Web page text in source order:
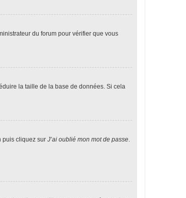
du forum pour vérifier que vous
la taille de la base de données. Si cela
puis cliquez sur J’ai oublié mon mot de passe.